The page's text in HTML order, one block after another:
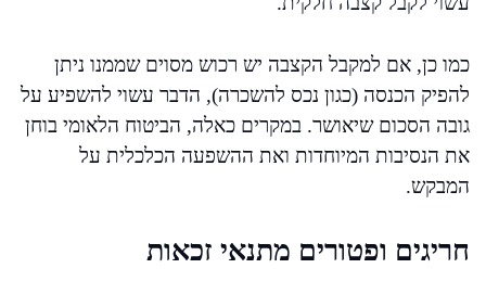
כמו כן, אם למקבל הקצבה יש רכוש מסוים שממנו ניתן
להפיק הכנסה (כגון נכס להשכרה), הדבר עשוי להשפיע על
גובה הסכום שיאושר. במקרים כאלה, הביטוח הלאומי בוחן
את הנסיבות המיוחדות ואת ההשפעה הכלכלית על
המבקש.
חריגים ופטורים מתנאי זכאות